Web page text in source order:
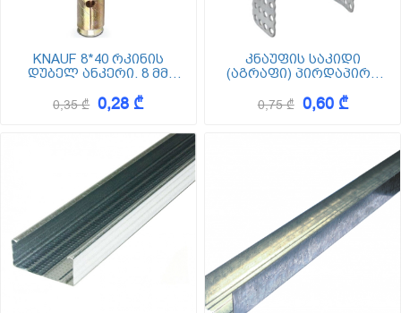
KNAUF 8*40 რკინის
დუბელ ანკერი. 8 მმ
0,35 ₾ 0,28 ₾
კნაუფის საკიდი
(აგრაფი) პირდაპირი
0,75 ₾ 0,60 ₾